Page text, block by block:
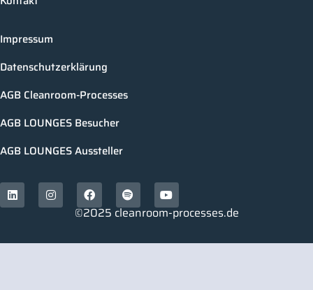
Impressum
Datenschutzerklärung
AGB Cleanroom-Processes
AGB LOUNGES Besucher
AGB LOUNGES Aussteller
©2025 cleanroom-processes.de